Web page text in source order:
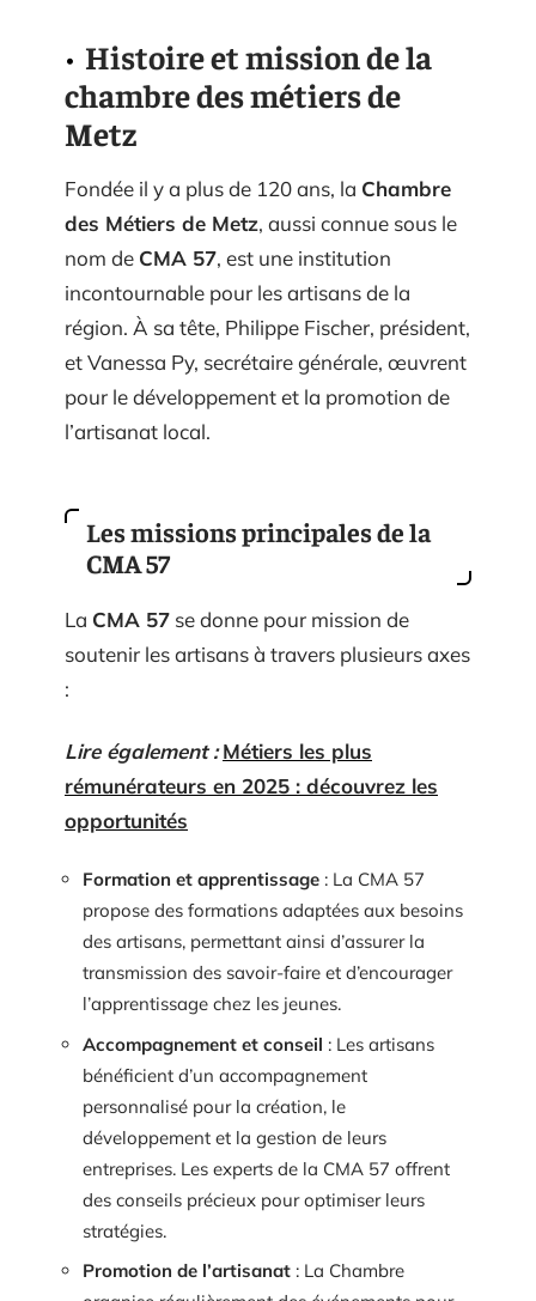
Histoire et mission de la
chambre des métiers de
Metz
Fondée il y a plus de 120 ans, la Chambre
des Métiers de Metz, aussi connue sous le
nom de CMA 57, est une institution
incontournable pour les artisans de la
région. À sa tête, Philippe Fischer, président,
et Vanessa Py, secrétaire générale, œuvrent
pour le développement et la promotion de
l’artisanat local.
Les missions principales de la
CMA 57
La CMA 57 se donne pour mission de
soutenir les artisans à travers plusieurs axes
:
Lire également : Métiers les plus
rémunérateurs en 2025 : découvrez les
opportunités
Formation et apprentissage : La CMA 57
propose des formations adaptées aux besoins
des artisans, permettant ainsi d’assurer la
transmission des savoir-faire et d’encourager
l’apprentissage chez les jeunes.
Accompagnement et conseil : Les artisans
bénéficient d’un accompagnement
personnalisé pour la création, le
développement et la gestion de leurs
entreprises. Les experts de la CMA 57 offrent
des conseils précieux pour optimiser leurs
stratégies.
Promotion de l’artisanat : La Chambre